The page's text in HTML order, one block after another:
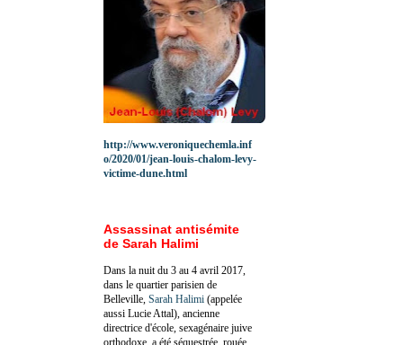
http://www.veroniquechemla.inf
o/2020/01/jean-louis-chalom-levy-
victime-dune.html
Assassinat antisémite
de Sarah Halimi
Dans la nuit du 3 au 4 avril 2017,
dans le quartier parisien de
Belleville, Sarah Halimi (appelée
aussi Lucie Attal), ancienne
directrice d'école, sexagénaire juive
orthodoxe, a été séquestrée, rouée